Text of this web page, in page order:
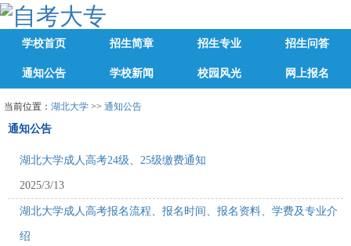
学校首页 招生简章 招生专业 招生问答
通知公告 学校新闻 校园风光 网上报名
当前位置： 湖北大学 >> 通知公告
通知公告
湖北大学成人高考24级、25级缴费通知
2025/3/13
湖北大学成人高考报名流程、报名时间、报名资料、学费及专业介
绍